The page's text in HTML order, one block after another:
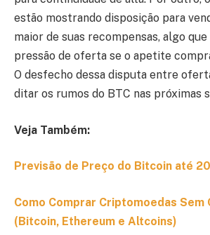
estão mostrando disposição para
maior de suas recompensas, algo
pressão de oferta se o apetite
O desfecho dessa disputa entre
ditar os rumos do BTC nas próximas
Veja Também:
Previsão de Preço do Bitcoin até
Como Comprar Criptomoedas Sem
(Bitcoin, Ethereum e Altcoins)